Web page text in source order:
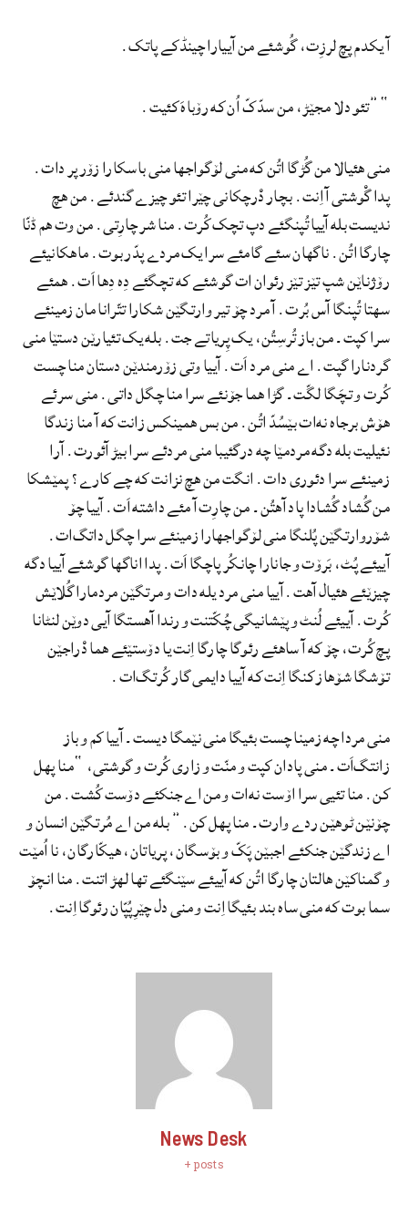
آ یکدم پچ لرزِت، گُوشئے من آییارا چینڈکے پاتک.
“”تئو دلا مجێڑ، من سدّکّ اُن که رۆباهَ کئیت.
منی هئیالا من گُڑگا اتُن که منی لۆگواجها منی باسکارا زۆر پر دات.
پدا گْوشتی آ اِنت. بچار دْرچکانی چێرا تئو چیزے گندئے. من هچ
ندیست بله آییا تُپنگئے دپ تچک کُرت. منا شر چارِتی. من وت هم ڈنّا
چارگا اتُن. ناگهان سئے گامئے سرا یک مردے پدّر بوت. ماهکانیئے
رۆژناێن شپ تێز تێز رئوان ات گوشئے که تچگئے دِه دِها اَت. همئے
سهتا تُپنگا آس بُرت. آ مرد چۆ تیر وارتگێن شکارا تتّرانا مان زمینئے
سرا کپت۔ من باز تُرسِتُن، یک پِریاتے جت. بله یک تئیارێن دستێا منی
گردنارا گپت. اے منی مرد اَت. آییا وتی زۆرمندێن دستان منا چست
کُرت و تچَگا لگّت۔ گڑا هما جۆنئے سرا منا چگل داتی. منی سرئے
هۆش برجاه نه‌ات بێسُدّ اتُن. من بس همینکس زانت که آ منا زندگا
نئیلیت بله دگه مردمێا چه درگئیبا منی مردئے سرا بیڑ آئورت. آرا
زمینئے سرا دئوری دات. انگت من هچ نزانت که چے کارے؟ پمێشکا
من گُشاد گُشادا پاد آهتُن۔ من چارِت آ مئے داشته اَت. آییا چۆ
شۆروارتگێن پُلنگا منی لۆگواجهارا زمینئے سرا چگل داتگ‌ات.
آییئے پُٹ، بَرۆت و جانارا چانکُر پاچگا اَت. پدا اناگها گوشئے آییا دگه
چیزێئے هئیال آهت. آییا منی مرد یله دات و مرتگێن مردمارا گُلاێش
کُرت. آییئے لُنٹ و پێشانیگی چُکّتنت و رندا آهستگا آیی دوێن لنٹانا
پچ کُرت، چۆ که آ ساهئے رئوگا چارگا اِنت یا دۆستێئے هما دْراجێن
تۆشگا شۆهاز کنگا اِنت که آییا دایمی گار کُرتگ‌ات.
منی مردا چه زمینا چست بئیگا منی نێمگا دیست۔ آییا کم و باز
زانتگ‌اَت۔ منی پادان کپت و منّت و زاری کُرت و گوشتی، “منا پهل
کن. منا تئیی سرا اۆست نه‌ات و من اے جنکئے دۆست کُشت. من
چۆنێن ٹوهێن ردے وارت۔ منا پهل کن.” بله من اے مُرتگێن انسان و
اے زندگێن جنکئے اجبێن پَکّ و بۆسگان، پریاتان، هیکّارگان، نا اُمێت
و گمناکێن هالتان چارگا اتُن که آییئے سێنگئے تها لهڑ اتنت. منا انچۆ
سما بوت که منی ساه بند بئیگا اِنت و منی دل چێرِپُپّان رئوگا اِنت.
News Desk
+ posts